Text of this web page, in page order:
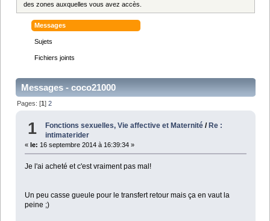
des zones auxquelles vous avez accès.
Messages
Sujets
Fichiers joints
Messages - coco21000
Pages: [1]2
1 Fonctions sexuelles, Vie affective et Maternité /Re :
intimaterider
« le: 16 septembre 2014 à 16:39:34 »
Je l'ai acheté et c'est vraiment pas mal!
Un peu casse gueule pour le transfert retour mais ça en vaut la
peine ;)